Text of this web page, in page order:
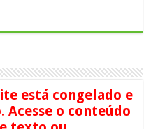
está congelado e
Acesse o conteúdo